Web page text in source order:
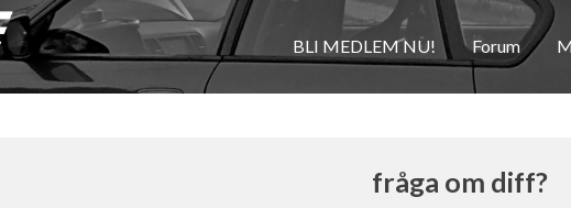
Club
BLI MEDLEM NU! Forum
fråga om diff?